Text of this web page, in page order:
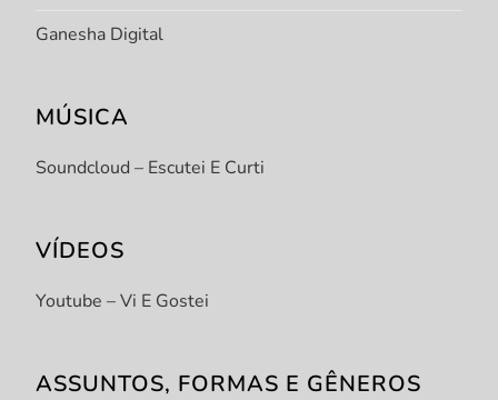
Ganesha Digital
MÚSICA
Soundcloud – Escutei E Curti
VÍDEOS
Youtube – Vi E Gostei
ASSUNTOS, FORMAS E GÊNEROS